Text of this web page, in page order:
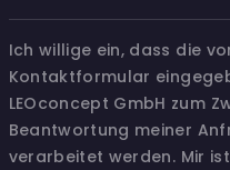
Ich willige ein, dass die
Kontaktformular
LEOconcept GmbH zum
Beantwortung meiner
verarbeitet werden. Mir